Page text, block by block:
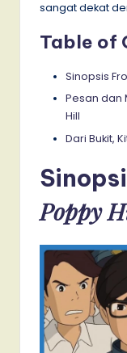
sangat dekat
Table of
Sinopsis
Pesan dan
Hill
Dari Bukit,
Poppy